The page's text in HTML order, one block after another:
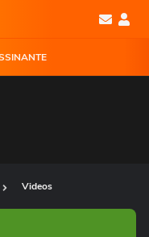
Videos